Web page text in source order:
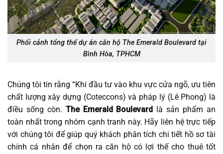
Phối cảnh tổng thể dự án căn hộ The Emerald Boulevard tại
Bình Hòa, TPHCM
Chúng tôi tin rằng “Khi đầu tư vào khu vực cửa ngõ, ưu tiên
chất lượng xây dựng (Coteccons) và pháp lý (Lê Phong) là
điều sống còn. The Emerald Boulevard
là sản phẩm an
toàn nhất trong nhóm cạnh tranh này. Hãy liên hệ trực tiếp
với chúng tôi để giúp quý khách phân tích chi tiết hồ sơ tài
chính cá nhân để chọn ra căn hộ có lợi thế cho thuê tốt